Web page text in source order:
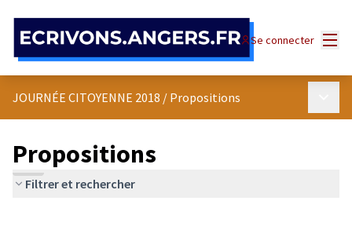
Se connecter
JOURNÉE CITOYENNE 2018 / Propositions
Propositions
Filtrer et rechercher